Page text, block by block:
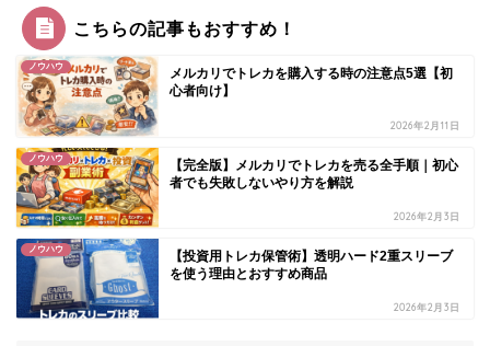
こちらの記事もおすすめ！
ノウハウ
メルカリでトレカを購入する時の注意点5選【初
心者向け】
2026年2月11日
ノウハウ
【完全版】メルカリでトレカを売る全手順｜初心
者でも失敗しないやり方を解説
2026年2月3日
ノウハウ
【投資用トレカ保管術】透明ハード2重スリーブ
を使う理由とおすすめ商品
2026年2月3日